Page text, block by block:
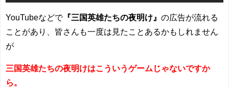
YouTubeなどで『三国英雄たちの夜明け』 の広告が流れる
ことがあり、皆さんも一度は見たことあるかもしれません
が
三国英雄たちの夜明けはこういうゲームじゃないですか
ら。